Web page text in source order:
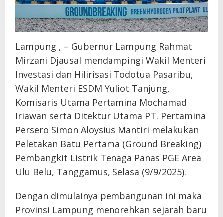
Lampung , – Gubernur Lampung Rahmat
Mirzani Djausal mendampingi Wakil Menteri
Investasi dan Hilirisasi Todotua Pasaribu,
Wakil Menteri ESDM Yuliot Tanjung,
Komisaris Utama Pertamina Mochamad
Iriawan serta Ditektur Utama PT. Pertamina
Persero Simon Aloysius Mantiri melakukan
Peletakan Batu Pertama (Ground Breaking)
Pembangkit Listrik Tenaga Panas PGE Area
Ulu Belu, Tanggamus, Selasa (9/9/2025).
Dengan dimulainya pembangunan ini maka
Provinsi Lampung menorehkan sejarah baru